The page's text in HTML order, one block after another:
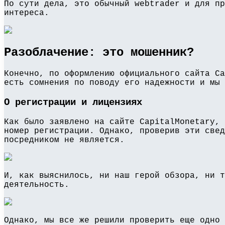
По сути дела, это обычный webtrader и для
интереса.
Разоблачение: это мошенник?
Конечно, по оформлению официального сайта
есть сомнения по поводу его надежности и
О регистрации и лицензиях
Как было заявлено на сайте CapitalMonetary,
номер регистрации. Однако, проверив эти
посредником не является.
И, как выяснилось, ни наш герой обзора, ни
деятельность.
Однако, мы все же решили проверить еще